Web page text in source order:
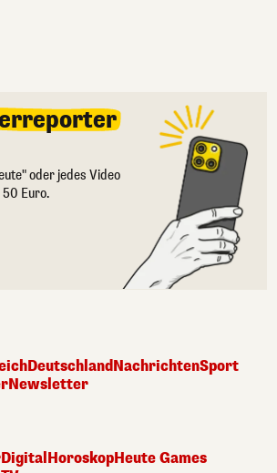
oder jedes Video
Euro.
DeutschlandNachrichtenSport
Newsletter
Digital HoroskopHeute Games